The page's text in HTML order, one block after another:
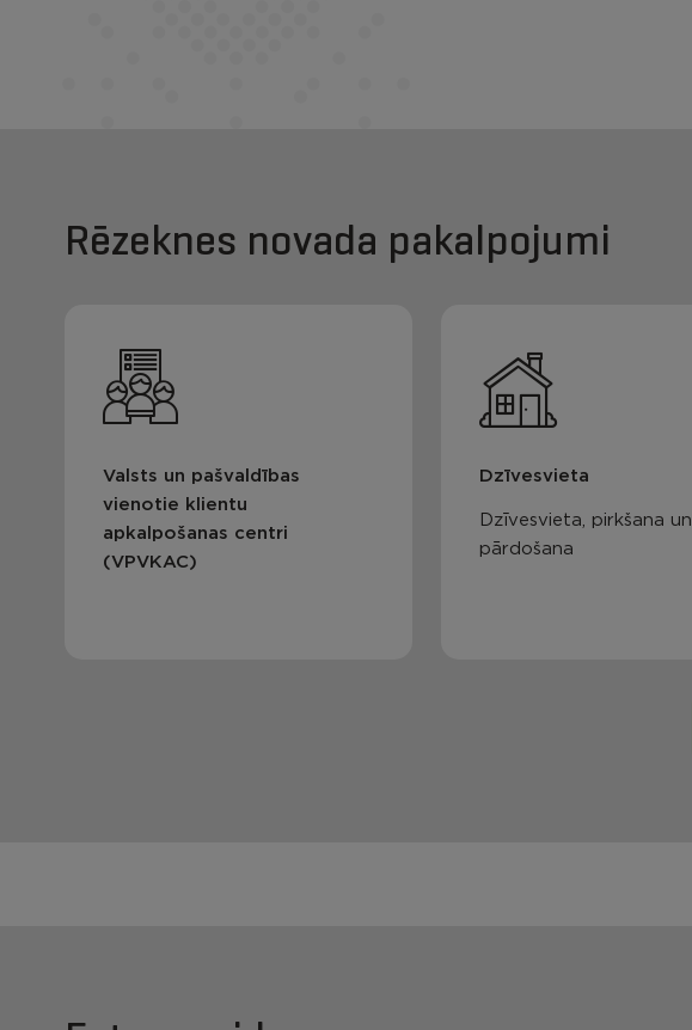
Rēzeknes novada pakalpojumi
Valsts un pašvaldības
vienotie klientu
apkalpošanas centri
(VPVKAC)
Dzīvesvieta
Dzīvesvieta, pirkšana un
pārdošana